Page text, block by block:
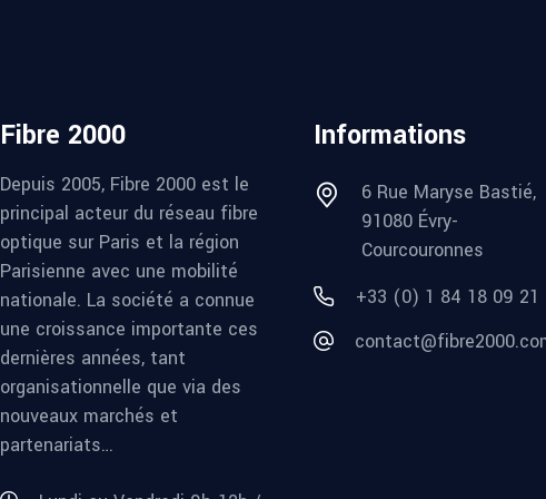
Fibre 2000
Depuis 2005, Fibre 2000 est le
principal acteur du réseau fibre
optique sur Paris et la région
Parisienne avec une mobilité
nationale. La société a connue
une croissance importante ces
dernières années, tant
organisationnelle que via des
nouveaux marchés et
partenariats…
Informations
6 Rue Maryse Bastié,
91080 Évry-
Courcouronnes
+33 (0) 1 84 18 09 21